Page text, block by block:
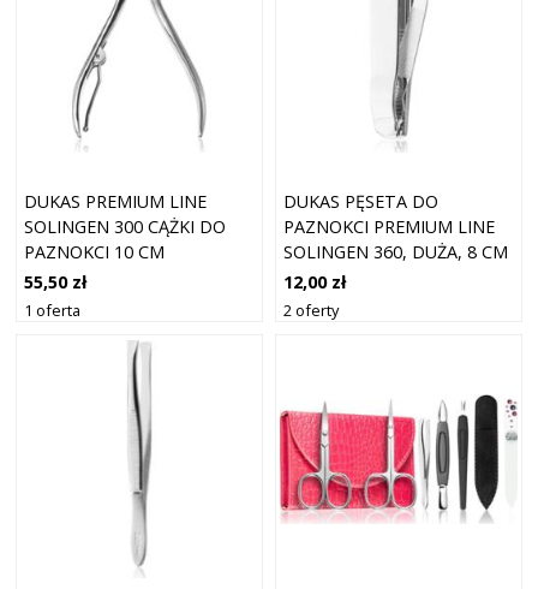
DUKAS PREMIUM LINE
SOLINGEN 300 CĄŻKI DO
PAZNOKCI 10 CM
55,50 zł
1 oferta
DUKAS PĘSETA DO
PAZNOKCI PREMIUM LINE
SOLINGEN 360, DUŻA, 8 CM
12,00 zł
2 oferty